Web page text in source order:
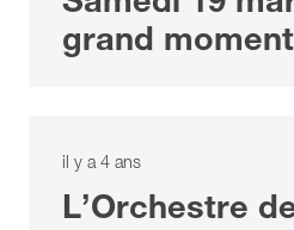
grand
il y a 4 ans
L’Orchestre